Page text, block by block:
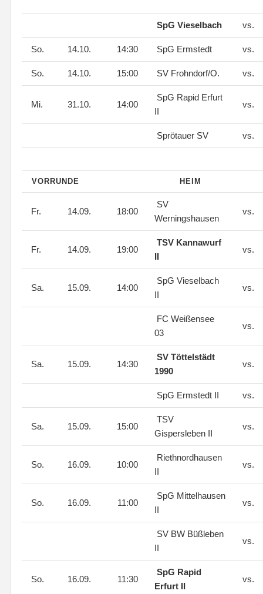
SpG Vieselbach vs.
So. 14.10. 14:30 SpG Ermstedt vs.
So. 14.10. 15:00 SV Frohndorf/O. vs.
Mi. 31.10. 14:00
SpG Rapid Erfurt
II
vs.
Sprötauer SV vs.
VORRUNDE HEIM
Fr. 14.09. 18:00
SV
Werningshausen
vs.
Fr. 14.09. 19:00
TSV Kannawurf
II
vs.
Sa. 15.09. 14:00
SpG Vieselbach
II
vs.
FC Weißensee
03
vs.
Sa. 15.09. 14:30
SV Töttelstädt
1990
vs.
SpG Ermstedt II vs.
Sa. 15.09. 15:00
TSV
Gispersleben II
vs.
So. 16.09. 10:00
Riethnordhausen
II
vs.
So. 16.09. 11:00
SpG Mittelhausen
II
vs.
SV BW Büßleben
II
vs.
So. 16.09. 11:30
SpG Rapid
Erfurt II
vs.